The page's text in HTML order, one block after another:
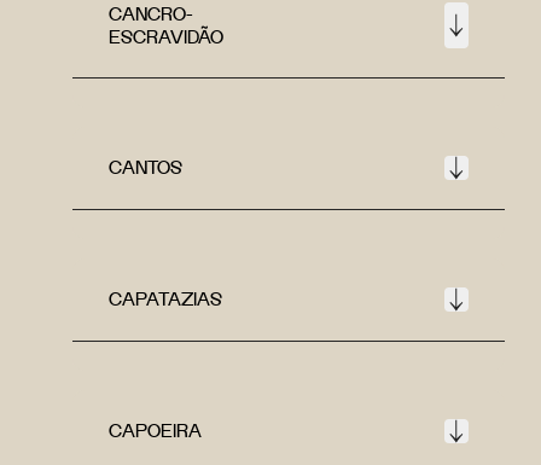
CANCRO-
ESCRAVIDÃO
CANTOS
CAPATAZIAS
CAPOEIRA